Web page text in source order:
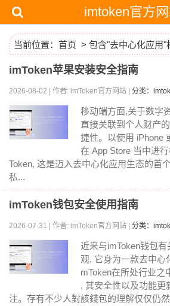
imtoken官方
当前位置： 首页 > 包含"去中心化应用"
imToken苹果安装安全指南
2026-08-02 | 作者: imToken官方网站 | 分类：
89
移动端方面,关于数字
直接关联到个人财产
捷性。以使用 iPhone
在 App Store 当中进
Token, 这是迈入去中心化应用生态的首
私...
imToken钱包安全使用指南
2026-07-31 | 作者: imToken官方网站 | 分类：
近来与imToken钱包
观, 它身为一款去中心
mToken在所处行业之
, 其安全性以及功能更
注。存有不少人對該錢包的理解仅仅仍